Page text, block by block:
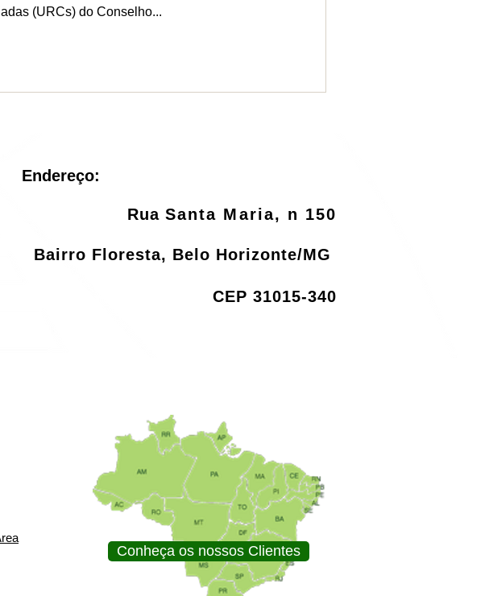
(URCs) do Conselho...
Endereço:
RuaSanta Maria, n 150
Bairro Floresta, Belo Horizonte/MG
CEP 31015-340
Conheça os nossos Clientes